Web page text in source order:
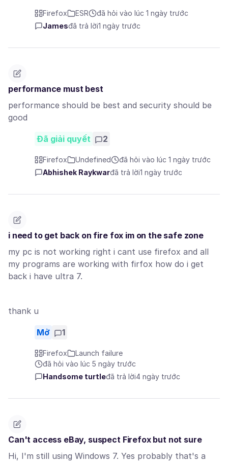
Firefox ESR
đã hỏi vào lúc 1 ngày trước
Jamesđã trả lời1 ngày trước
performance must best
performance should be best and security should be
good
Đã giải quyết 2
Firefox Undefined
đã hỏi vào lúc 1 ngày trước
Abhishek Raykwarđã trả lời1 ngày trước
i need to get back on fire fox im on the safe zone
my pc is not working right i cant use firefox and all
my programs are working with firfox how do i get
back i have ultra 7.
thank u
Mở 1
Firefox
Launch failure
đã hỏi vào lúc 5 ngày trước
Handsome turtleđã trả lời4 ngày trước
Can't access eBay, suspect Firefox but not sure
Hi, I'm still using Windows 7. Yes probably that's a